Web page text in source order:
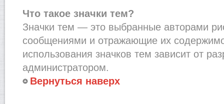
Что такое значки тем?
Значки тем — это выбранные авторами
сообщениями и отражающие их
использования значков тем зависит от
администратором.
Вернуться наверх